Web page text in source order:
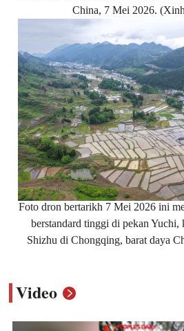
China, 7 Mei 2026.
Foto dron bertarikh 7 Mei 2026 ini
berstandard tinggi di pekan
Shizhu di Chongqing, barat daya
Video